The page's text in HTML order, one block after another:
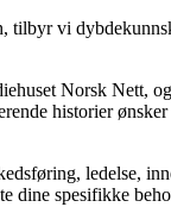
vi
Norsk Nett,
historier
ledelse,
dine spesifikke